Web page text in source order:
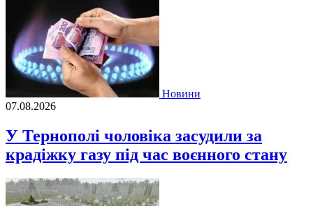
Новини
07.08.2026
У Тернополі чоловіка засудили за
крадіжку газу під час воєнного стану